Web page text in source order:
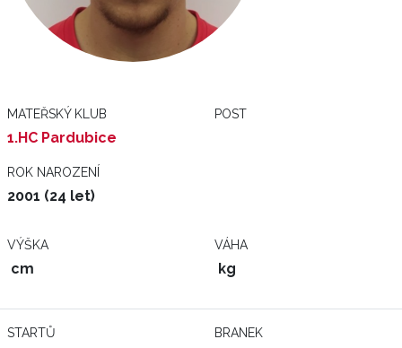
MATEŘSKÝ KLUB
1.HC Pardubice
POST
ROK NAROZENÍ
2001 (24 let)
VÝŠKA
cm
VÁHA
kg
STARTŮ BRANEK